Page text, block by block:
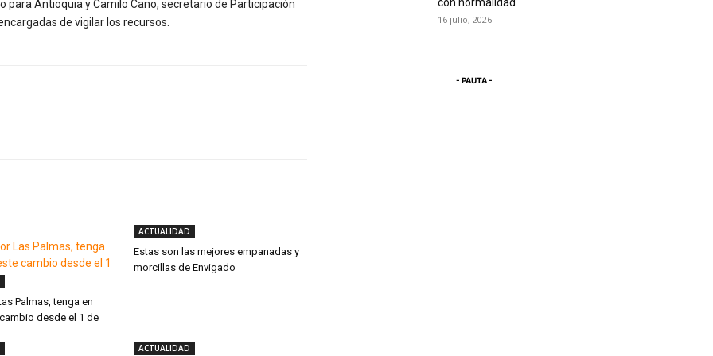
Antioquia y Camilo Cano, secretario de Participación
de vigilar los recursos.
Palmas, tenga en
desde el 1 de
ACTUALIDAD
Estas son las mejores empanadas y
morcillas de Envigado
ACTUALIDAD
16 julio, 2026
- PAUTA -